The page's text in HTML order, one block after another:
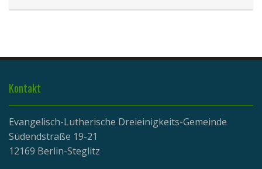
Kontakt
Evangelisch-Lutherische Dreieinigkeits-Gemeinde
Südendstraße 19-21
12169 Berlin-Steglitz